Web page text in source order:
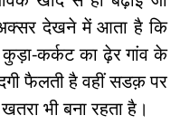
देखने में आता है कि
कर्कट का ढ़ेर गांव के
फैलती है वहीं सडक़ पर
भी बना रहता है।